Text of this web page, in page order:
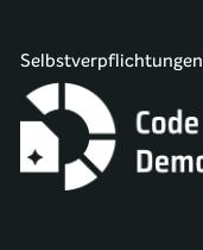
Selbstverpflichtungen